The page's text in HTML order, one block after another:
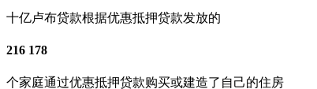
十亿卢布贷款根据优惠抵押贷款发放的
216 178
个家庭通过优惠抵押贷款购买或建造了自己的住房